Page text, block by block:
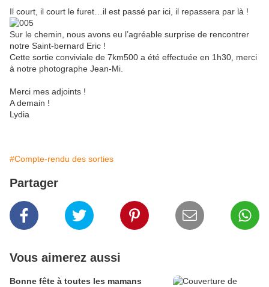
Il court, il court le furet…il est passé par ici, il repassera par là !
Sur le chemin, nous avons eu l’agréable surprise de rencontrer
notre Saint-bernard Eric !
Cette sortie conviviale de 7km500 a été effectuée en 1h30, merci
à notre photographe Jean-Mi.
Merci mes adjoints !
A demain !
Lydia
#Compte-rendu des sorties
Partager
Vous aimerez aussi
Bonne fête à toutes les mamans